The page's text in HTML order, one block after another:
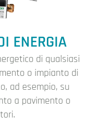
ENERGIA
di qualsiasi
o impianto di
ad esempio, su
a pavimento o